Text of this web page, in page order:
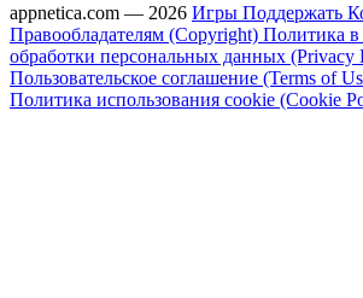
appnetica.com — 2026 Игры Поддержать
Правообладателям (Copyright) Политика
обработки персональных данных (Privacy
Пользовательское соглашение (Terms of
Политика использования cookie (Cookie